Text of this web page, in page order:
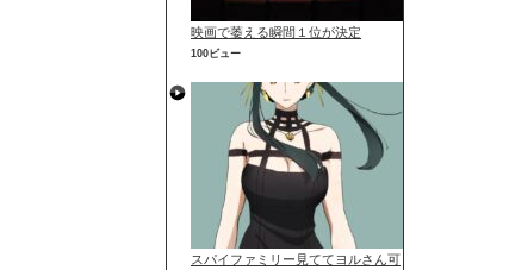
映画で萎える瞬間１位が決定
100ビュー
スパイファミリー見ててヨルさん可